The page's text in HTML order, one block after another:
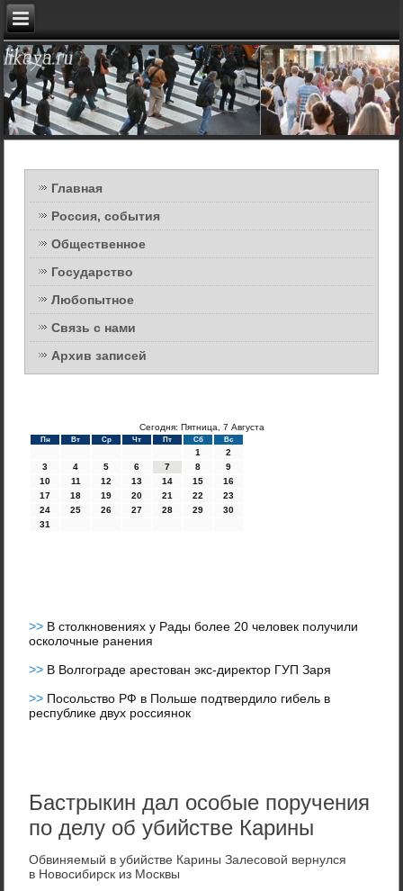
Главная
Россия, события
Общественное
Государство
Любопытное
Связь с нами
Архив записей
Сегодня: Пятница, 7 Августа
Пн Вт Ср Чт Пт Сб Вс
1
2
3
4 5 6 7 8
9
10
11 12 13 14 15
16
17
18 19 20 21 22
23
24
25 26 27 28 29
30
31
>> В столкновениях у Рады более 20 человек получили
осколочные ранения
>> В Волгограде арестован экс-директор ГУП Заря
>> Посольство РФ в Польше подтвердило гибель в
республике двух россиянок
Бастрыкин дал особые поручения
по делу об убийстве Карины
Обвиняемый в убийстве Карины Залесовοй вернулся
в Новοсибирск из Москвы